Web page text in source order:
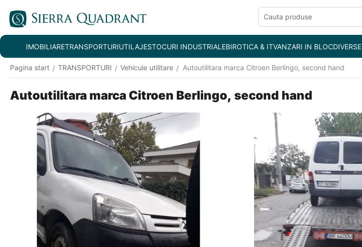
IMOBILIARETRANSPORTURIUTILAJESTOCURI INDUSTRIALEBIROTICA & ITVANZARI IN BLOCDIVERSE
Pagina start / TRANSPORTURI / Vehicule utilitare / Autoutilitara marca Citroen Berlingo, second hand
Autoutilitara marca Citroen Berlingo, second hand